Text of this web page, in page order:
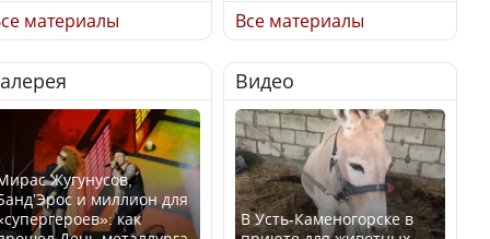
Орталық Азия
арасында әл-ауқат
көш бастады
материалы
В РФ вынесен заочный
приговор по уголовному
делу об убийстве Игоря
Талькова
Все материалы
Жугунусов,
и миллион для
как
Видео
В Усть-Каменогорске в